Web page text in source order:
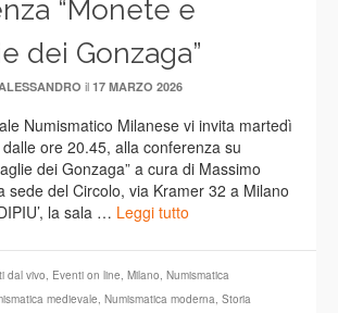
“Monete e
dei Gonzaga”
il 17 MARZO 2026
Numismatico Milanese vi invita martedì
ore 20.45, alla conferenza su
dei Gonzaga” a cura di Massimo
sede del Circolo, via Kramer 32 a Milano
la sala … Leggi tutto
dal vivo Eventi on line Milano Numismatica
medievale Numismatica moderna Storia